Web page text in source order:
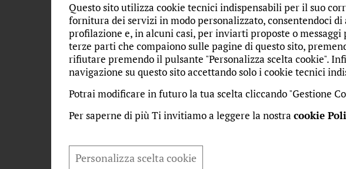
sabato 19 aprile 2014
Autore:Mazzanti, Giulia
Una breve
noi è il pane degli
L'ADORAZIONE
SANT'AGOSTINO
I NOSTRI AUTORI
I NOSTRI SANTI
Questo sito utilizza cookie tecnici indispensabili per il suo
fornitura dei servizi in modo personalizzato, consentendoci
profilazione e, in alcuni casi, per inviarti proposte o
terze parti che compaiono sulle pagine di questo sito,
rifiutare premendo il pulsante "Personalizza scelta cookie".
navigazione su questo sito accettando solo i cookie tecnici
Potrai modificare in futuro la tua scelta cliccando "Gestione
Per saperne di più Ti invitiamo a leggere la nostra cookie
Personalizza scelta cookie